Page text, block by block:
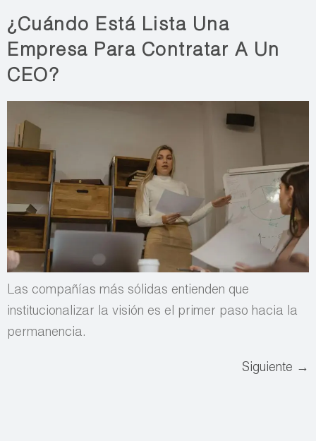
¿Cuándo Está Lista Una
Empresa Para Contratar A Un
CEO?
Las compañías más sólidas entienden que
institucionalizar la visión es el primer paso hacia la
permanencia.
Siguiente →